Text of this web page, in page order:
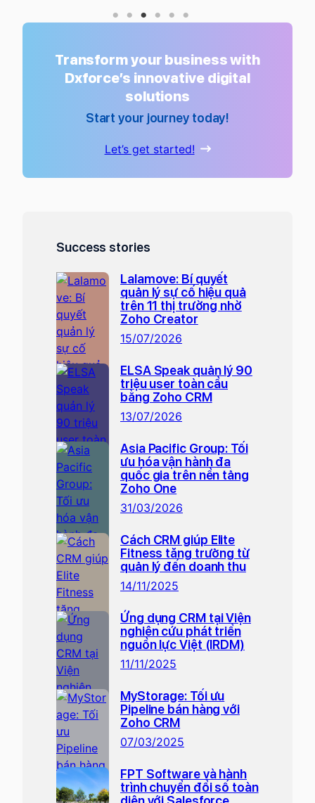
Transform your business with
Dxforce’s innovative digital
solutions
Start your journey today!
Let’s get started!
Success stories
Lalamove: Bí quyết
quản lý sự cố hiệu quả
trên 11 thị trường nhờ
Zoho Creator
15/07/2026
ELSA Speak quản lý 90
triệu user toàn cầu
bằng Zoho CRM
13/07/2026
Asia Pacific Group: Tối
ưu hóa vận hành đa
quốc gia trên nền tảng
Zoho One
31/03/2026
Cách CRM giúp Elite
Fitness tăng trưởng từ
quản lý đến doanh thu
14/11/2025
Ứng dụng CRM tại Viện
nghiên cứu phát triển
nguồn lực Việt (IRDM)
11/11/2025
MyStorage: Tối ưu
Pipeline bán hàng với
Zoho CRM
07/03/2025
FPT Software và hành
trình chuyển đổi số toàn